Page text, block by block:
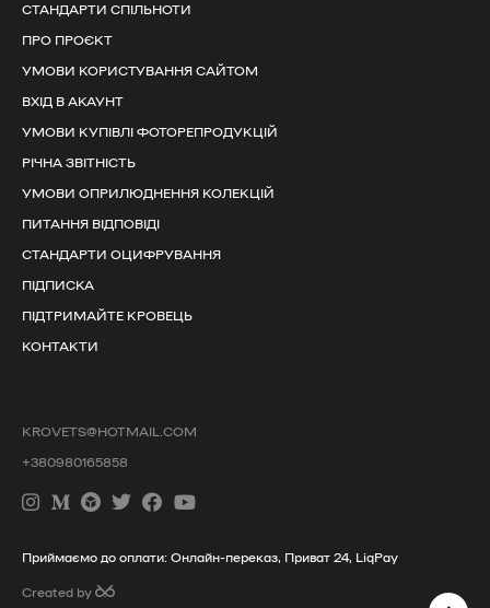
СТАНДАРТИ СПІЛЬНОТИ
ПРО ПРОЄКТ
УМОВИ КОРИСТУВАННЯ САЙТОМ
ВХІД В АКАУНТ
УМОВИ КУПІВЛІ ФОТОРЕПРОДУКЦІЙ
РІЧНА ЗВІТНІСТЬ
УМОВИ ОПРИЛЮДНЕННЯ КОЛЕКЦІЙ
ПИТАННЯ ВІДПОВІДІ
СТАНДАРТИ ОЦИФРУВАННЯ
ПІДПИСКА
ПІДТРИМАЙТЕ КРОВЕЦЬ
КОНТАКТИ
KROVETS@HOTMAIL.COM
+380980165858
Приймаємо до оплати: Онлайн-переказ, Приват 24, LiqPay
Created by